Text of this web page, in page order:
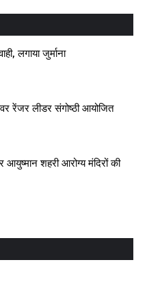
लगाया जुर्माना
रेंजर लीडर संगोष्ठी आयोजित
शहरी आरोग्य मंदिरों की